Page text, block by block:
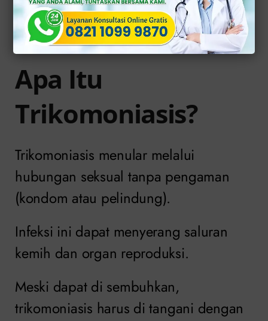
Solusi Tepat Atasi Trikomoniasis di
Klinik Apollo
Apa Itu
Trikomoniasis?
Trikomoniasis menular melalui
hubungan seksual tanpa pengaman
(kondom atau pelindung).
Infeksi ini dapat menyerang saluran
kemih dan organ reproduksi.
Meski dapat di sembuhkan,
trikomoniasis harus di tangani dengan